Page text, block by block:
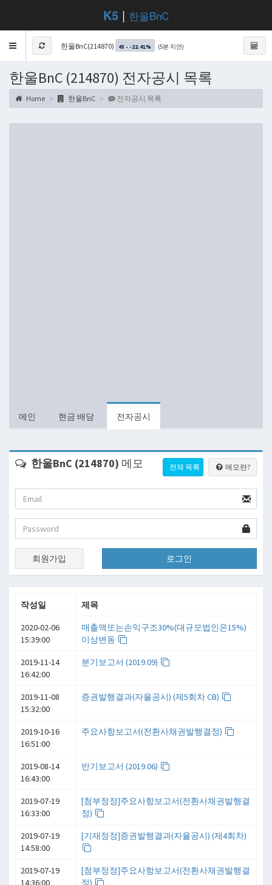
K5 | 한울BnC
Toggle
navigation
한울BnC(214870) 45 - -22.41% (5분 지연)
한울BnC (214870) 전자공시 목록
Home 한울BnC 전자공시 목록
메인 현금 배당 전자공시
한울BnC (214870) 메모 전체 목록 메모란?
회원가입 로그인
작성일 제목
2020-02-06
15:39:00
매출액또는손익구조30%(대규모법인은15%)
이상변동
2019-11-14
16:42:00
분기보고서 (2019.09)
2019-11-08
15:32:00
증권발행결과(자율공시) (제5회차 CB)
2019-10-16
16:51:00
주요사항보고서(전환사채권발행결정)
2019-08-14
16:43:00
반기보고서 (2019.06)
2019-07-19
16:33:00
[첨부정정]주요사항보고서(전환사채권발행결
정)
2019-07-19
14:58:00
[기재정정]증권발행결과(자율공시) (제4회차)
2019-07-19
14:36:00
[첨부정정]주요사항보고서(전환사채권발행결
정)